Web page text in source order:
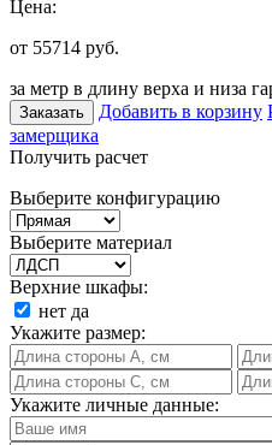
Цена:
от 55714 руб.
за метр в длину верха и низа
Заказать Добавить в корзину
замерщика
Получить расчет
Выберите конфигурацию
Выберите материал
Верхние шкафы:
нет да
Укажите размер:
Укажите личные данные: